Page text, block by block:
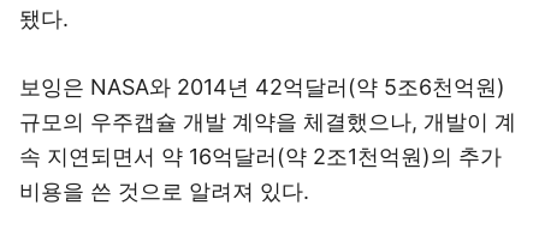
됐다.
보잉은 NASA와 2014년 42억달러(약 5조6천억원)
규모의 우주캡슐 개발 계약을 체결했으나, 개발이 계
속 지연되면서 약 16억달러(약 2조1천억원)의 추가
비용을 쓴 것으로 알려져 있다.